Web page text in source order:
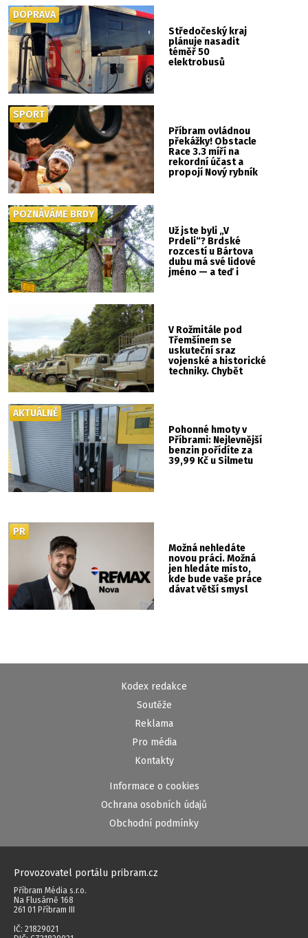
Středočeský kraj
plánuje nasadit
téměř 50
elektrobusů
DOPRAVA
Příbram ovládnou
překážky! Obstacle
Race 3.3 míří na
rekordní účast a
propojí Nový rybník
SPORT
Už jste byli „V
Prdeli“? Brdské
rozcestí u Bártova
dubu má své lidové
jméno — a teď i
POZNÁVÁME BRDY
V Rožmitále pod
Třemšínem se
uskuteční sraz
vojenské a historické
techniky. Chybět
Pohonné hmoty v
Příbrami: Nejlevnější
benzin pořídíte za
39,99 Kč u Silmetu
AKTUÁLNĚ
Možná nehledáte
novou práci. Možná
jen hledáte místo,
kde bude vaše práce
dávat větší smysl
PR
Kodex redakce
Soutěže
Reklama
Pro média
Kontakty
Informace o cookies
Ochrana osobních údajů
Obchodní podmínky
Provozovatel portálu pribram.cz
Příbram Média s.r.o.
Na Flusárně 168
261 01 Příbram III
IČ: 21829021